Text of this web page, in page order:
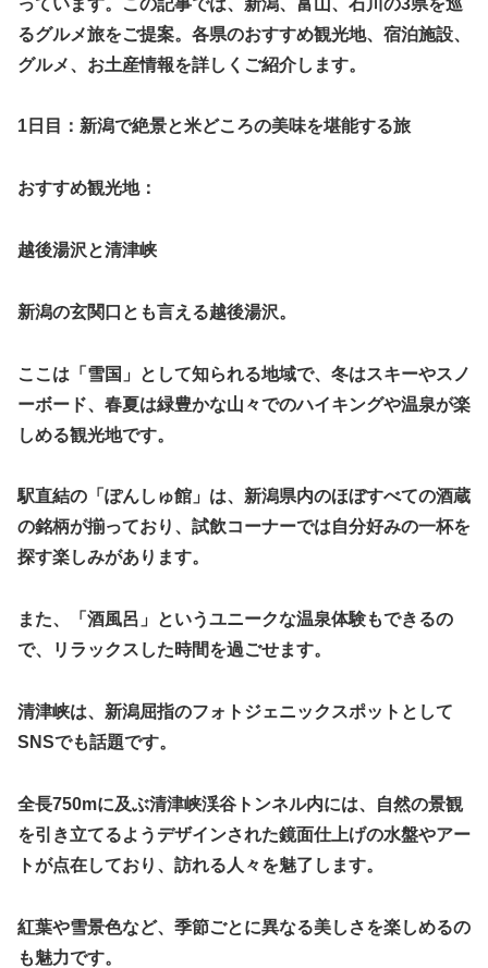
るグルメ旅をご提案。各県のおすすめ観光地、宿泊施設、
グルメ、お土産情報を詳しくご紹介します。
1日目：新潟で絶景と米どころの美味を堪能する旅
おすすめ観光地：
越後湯沢と清津峡
新潟の玄関口とも言える越後湯沢。
ここは「雪国」として知られる地域で、冬はスキーやスノ
ーボード、春夏は緑豊かな山々でのハイキングや温泉が楽
しめる観光地です。
駅直結の「ぽんしゅ館」は、新潟県内のほぼすべての酒蔵
の銘柄が揃っており、試飲コーナーでは自分好みの一杯を
探す楽しみがあります。
また、「酒風呂」というユニークな温泉体験もできるの
で、リラックスした時間を過ごせます。
清津峡は、新潟屈指のフォトジェニックスポットとして
SNSでも話題です。
全長750mに及ぶ清津峡渓谷トンネル内には、自然の景観
を引き立てるようデザインされた鏡面仕上げの水盤やアー
トが点在しており、訪れる人々を魅了します。
紅葉や雪景色など、季節ごとに異なる美しさを楽しめるの
も魅力です。